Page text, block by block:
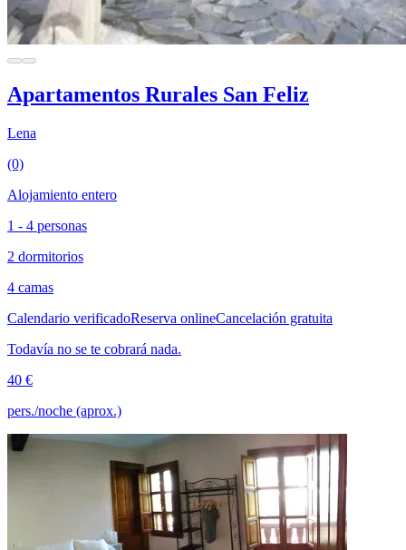
Apartamentos Rurales San Feliz
Lena
(0)
Alojamiento entero
1 - 4 personas
2 dormitorios
4 camas
Calendario verificadoReserva onlineCancelación gratuita
Todavía no se te cobrará nada.
40 €
pers./noche (aprox.)